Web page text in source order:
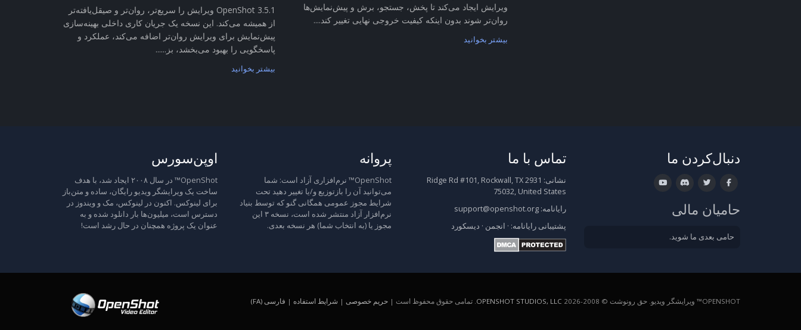
OpenShot 3.5.1 ویرایش را سریع‌تر، روان‌تر و صیقل‌یافته‌تر
از همیشه می‌کند. این نسخه یک جریان کاری داخلی بهینه‌سازی
پیش‌نمایش برای ویرایش روان‌تر اضافه می‌کند، عملکرد و
پاسخگویی را بهبود می‌بخشد، بز......
بیشتر بخوانید
ویرایش ایجاد می‌کند تا پخش، جستجو، برش و پیش‌نمایش‌ها
روان‌تر شوند بدون اینکه کیفیت خروجی نهایی تغییر کند....
بیشتر بخوانید
اوپن‌سورس
OpenShot™ در سال ۲۰۰۸ ایجاد شد، با هدف
ساخت یک ویرایشگر ویدیو رایگان، ساده و متن‌باز
برای لینوکس. اکنون در لینوکس، مک و ویندوز در
دسترس است، میلیون‌ها بار دانلود شده و به
عنوان یک پروژه همچنان در حال رشد است!
پروانه
OpenShot™ نرم‌افزاری آزاد است: شما
می‌توانید آن را بازتوزیع و/یا تغییر دهید تحت
شرایط مجوز عمومی همگانی گنو که توسط بنیاد
نرم‌افزار آزاد منتشر شده است، نسخه ۳ این
مجوز یا (به انتخاب شما) هر نسخه بعدی.
تماس با ما
نشانی:
2931 Ridge Rd #101, Rockwall, TX
75032, United States
رایانامه: support@openshot.org
پشتیبانی رایانامه: · انجمن · دیسکورد
دنبال‌کردن ما
حامیان مالی
حامی بعدی ما شوید.
OPENSHOT™ ویرایشگر ویدیو. حق رونوشت © 2008-2026 OPENSHOT STUDIOS, LLC. تمامی حقوق محفوظ است | حریم خصوصی | شرایط استفاده | فارسی (FA)